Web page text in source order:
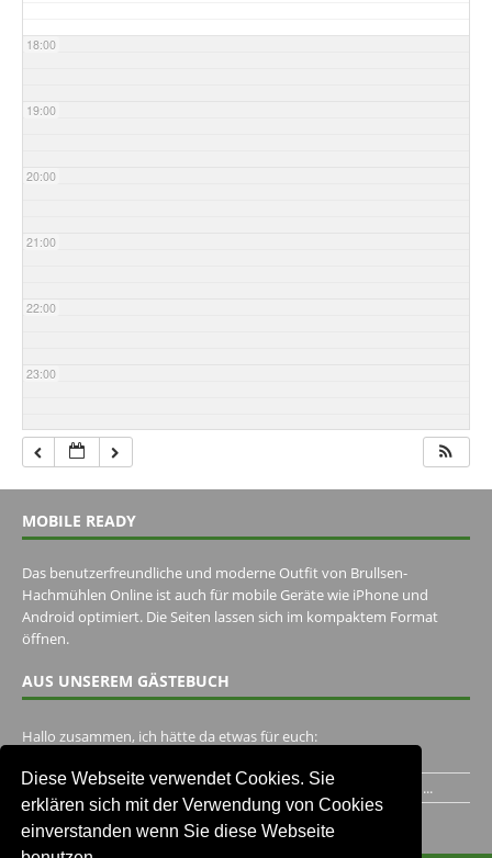
Diese Webseite verwendet Cookies. Sie
erklären sich mit der Verwendung von Cookies
einverstanden wenn Sie diese Webseite
18:00
19:00
20:00
21:00
22:00
23:00
MOBILE READY
Das benutzerfreundliche und moderne Outfit von Brullsen-
Hachmühlen Online ist auch für mobile Geräte wie iPhone und
Android optimiert. Die Seiten lassen sich im kompaktem Format
öffnen.
AUS UNSEREM GÄSTEBUCH
Hallo zusammen, ich hätte da etwas für euch:
Ich habe ein Jahr im Gasthaus Hugo Pape verbracht..Habe ihn...
Unser Gästebuch besuchen